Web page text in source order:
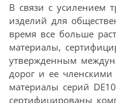
В связи с усилением
изделий для
время все больше
материалы,
утвержденным
дорог и ее членскими
материалы серий
сертифицированы